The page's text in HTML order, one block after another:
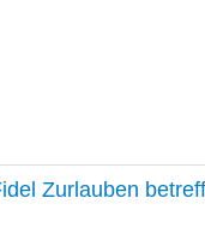
Zurlauben